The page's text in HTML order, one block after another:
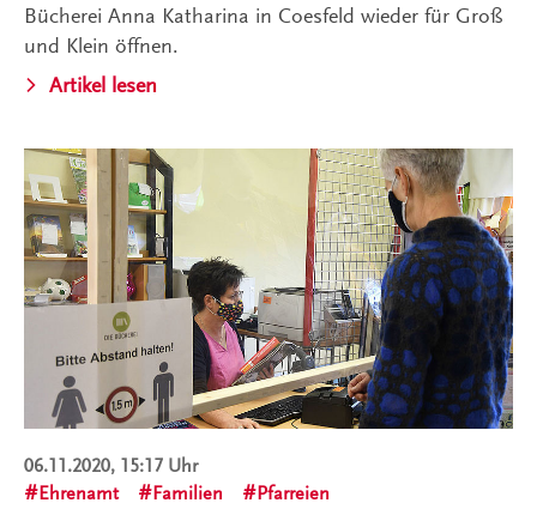
Bücherei Anna Katharina in Coesfeld wieder für Groß
und Klein öffnen.
Artikel lesen
06.11.2020, 15:17 Uhr
Ehrenamt
Familien
Pfarreien